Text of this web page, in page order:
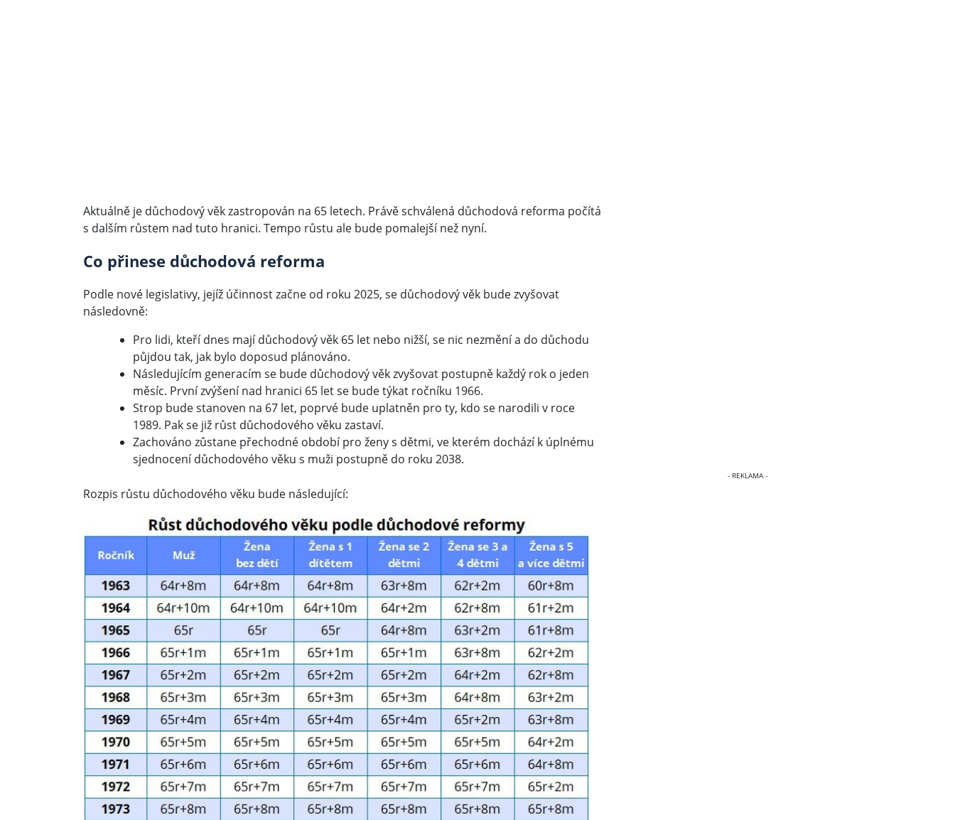
Aktuálně je důchodový věk zastropován na 65 letech. Právě schválená důchodová reforma počítá
s dalším růstem nad tuto hranici. Tempo růstu ale bude pomalejší než nyní.
Co přinese důchodová reforma
Podle nové legislativy, jejíž účinnost začne od roku 2025, se důchodový věk bude zvyšovat
následovně:
Pro lidi, kteří dnes mají důchodový věk 65 let nebo nižší, se nic nezmění a do důchodu
půjdou tak, jak bylo doposud plánováno.
Následujícím generacím se bude důchodový věk zvyšovat postupně každý rok o jeden
měsíc. První zvýšení nad hranici 65 let se bude týkat ročníku 1966.
Strop bude stanoven na 67 let, poprvé bude uplatněn pro ty, kdo se narodili v roce
1989. Pak se již růst důchodového věku zastaví.
Zachováno zůstane přechodné období pro ženy s dětmi, ve kterém dochází k úplnému
sjednocení důchodového věku s muži postupně do roku 2038.
Rozpis růstu důchodového věku bude následující: